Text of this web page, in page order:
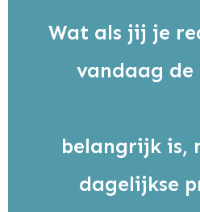
Wat als jij je
vandaag de
belangrijk is,
dagelijkse